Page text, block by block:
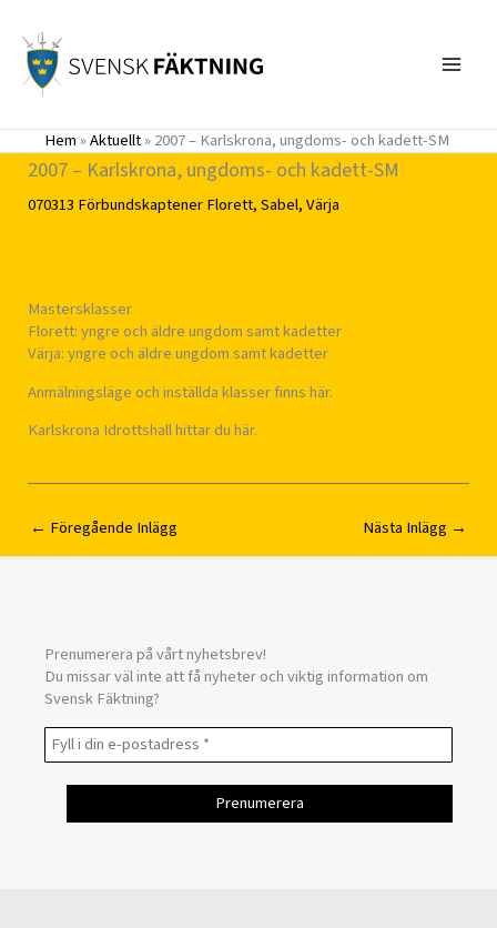
innehåll
Hem»Aktuellt»2007 – Karlskrona, ungdoms- och kadett-SM
2007 – Karlskrona, ungdoms- och kadett-SM
070313 FörbundskaptenerFlorett,Sabel,Värja
Mastersklasser
Florett: yngre och äldre ungdom samt kadetter
Värja: yngre och äldre ungdom samt kadetter
Anmälningsläge och inställda klasser finns här.
Karlskrona Idrottshall hittar du här.
← Föregående Inlägg Nästa Inlägg →
Prenumerera på vårt nyhetsbrev!
Du missar väl inte att få nyheter och viktig information om
Svensk Fäktning?